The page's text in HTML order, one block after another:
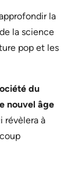
la
la science
pop et les
du
nouvel âge
révèlera à